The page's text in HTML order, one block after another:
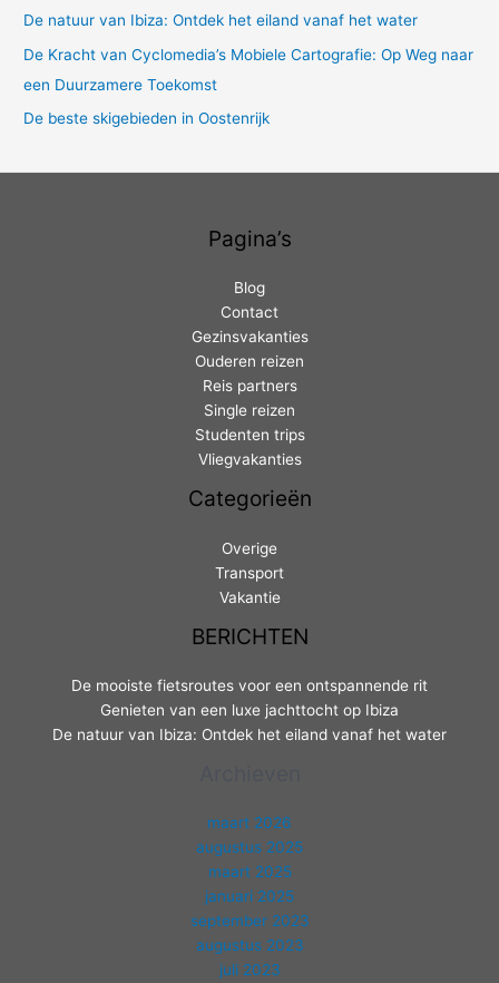
r
:
De natuur van Ibiza: Ontdek het eiland vanaf het water
De Kracht van Cyclomedia’s Mobiele Cartografie: Op Weg naar
een Duurzamere Toekomst
De beste skigebieden in Oostenrijk
Pagina’s
Blog
Contact
Gezinsvakanties
Ouderen reizen
Reis partners
Single reizen
Studenten trips
Vliegvakanties
Categorieën
Overige
Transport
Vakantie
BERICHTEN
De mooiste fietsroutes voor een ontspannende rit
Genieten van een luxe jachttocht op Ibiza
De natuur van Ibiza: Ontdek het eiland vanaf het water
maart 2026
augustus 2025
maart 2025
januari 2025
september 2023
augustus 2023
juli 2023